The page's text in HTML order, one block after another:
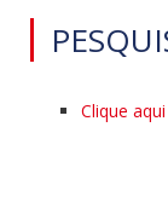
Clique